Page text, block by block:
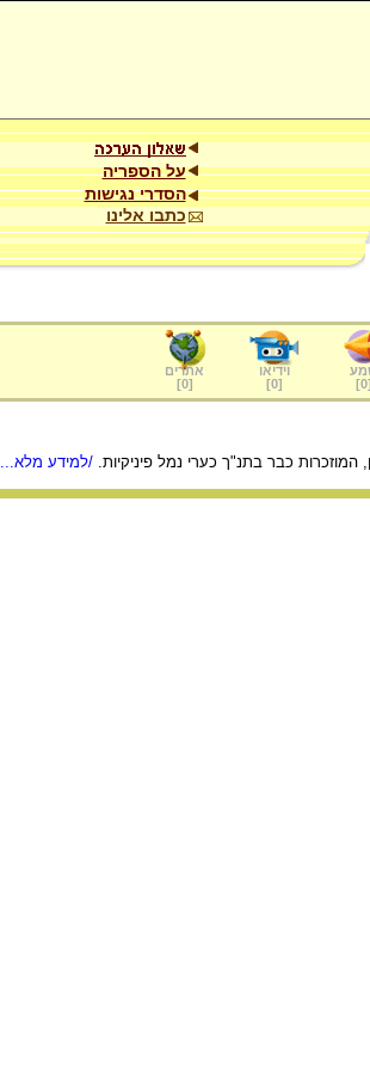
על הספריה
הסדרי נגישות
כתבו אלינו
[
0
]
וידיאו
[
0
]
אתרים
[
0
]
המוזכרות כבר בתנ"ך כערי נמל פיניקיות. /למידע מלא...